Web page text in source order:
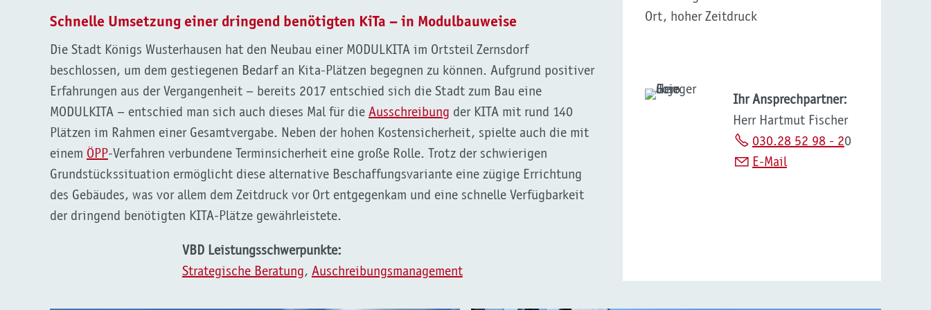
Schnelle Umsetzung einer dringend benötigten KiTa – in Modulbauweise
Die Stadt Königs Wusterhausen hat den Neubau einer MODULKITA im Ortsteil Zernsdorf
beschlossen, um dem gestiegenen Bedarf an Kita-Plätzen begegnen zu können. Aufgrund positiver
Erfahrungen aus der Vergangenheit – bereits 2017 entschied sich die Stadt zum Bau eine
MODULKITA – entschied man sich auch dieses Mal für die Ausschreibung der KITA mit rund 140
Plätzen im Rahmen einer Gesamtvergabe. Neben der hohen Kostensicherheit, spielte auch die mit
einem ÖPP-Verfahren verbundene Terminsicherheit eine große Rolle. Trotz der schwierigen
Grundstückssituation ermöglicht diese alternative Beschaffungsvariante eine zügige Errichtung
des Gebäudes, was vor allem dem Zeitdruck vor Ort entgegenkam und eine schnelle Verfügbarkeit
der dringend benötigten KITA-Plätze gewährleistete.
VBD Leistungsschwerpunkte:
Strategische Beratung, Auschreibungsmanagement
Ort, hoher Zeitdruck
Ihr Ansprechpartner:
Herr Hartmut Fischer
030.28 52 98 - 20
E-Mail